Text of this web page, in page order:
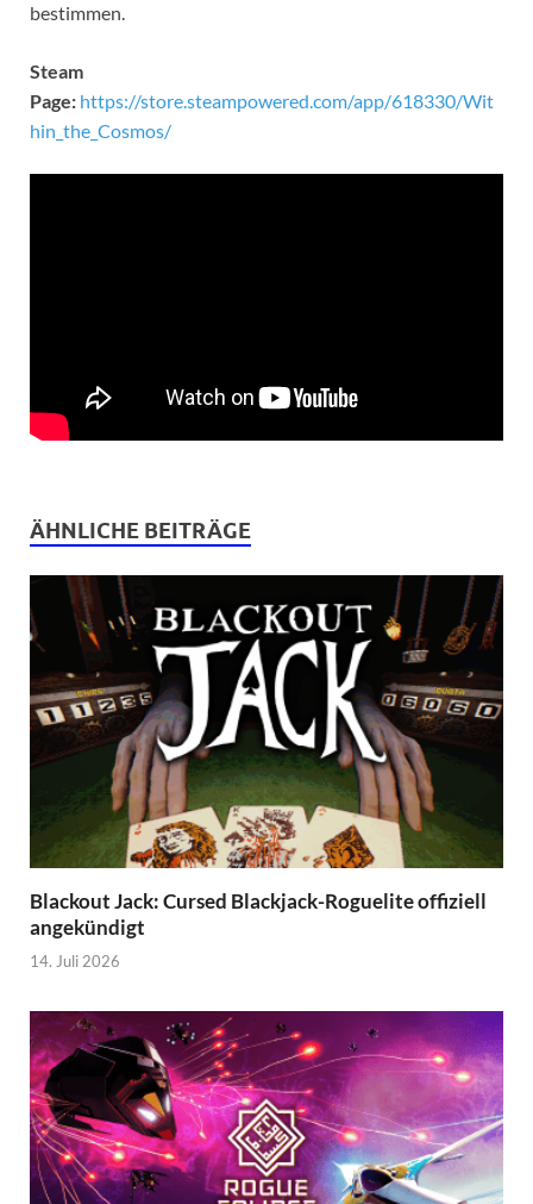
bestimmen.
Steam
Page: https://store.steampowered.com/app/618330/Wit
hin_the_Cosmos/
ÄHNLICHE BEITRÄGE
Blackout Jack: Cursed Blackjack-Roguelite offiziell
angekündigt
14. Juli 2026